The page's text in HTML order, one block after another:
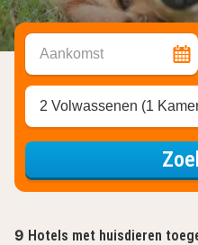
Aankomst
2 Volwassenen (1
9 Hotels met huisdieren